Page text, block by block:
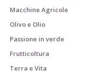
Macchine Agricole
Olivo e Olio
Passione in verde
Frutticoltura
Terra e Vita